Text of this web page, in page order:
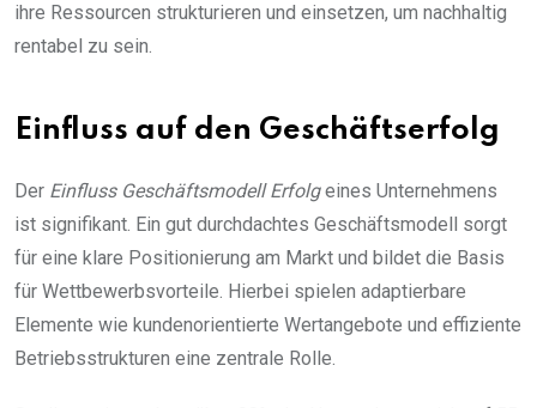
ihre Ressourcen strukturieren und einsetzen, um nachhaltig
rentabel zu sein.
Einfluss auf den Geschäftserfolg
Der Einfluss Geschäftsmodell Erfolgeines Unternehmens
ist signifikant. Ein gut durchdachtes Geschäftsmodell sorgt
für eine klare Positionierung am Markt und bildet die Basis
für Wettbewerbsvorteile. Hierbei spielen adaptierbare
Elemente wie kundenorientierte Wertangebote und effiziente
Betriebsstrukturen eine zentrale Rolle.